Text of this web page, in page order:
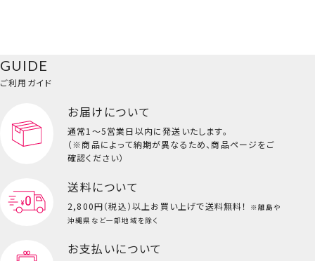
GUIDE
ご利用ガイド
お届けについて
通常1～5営業日以内に発送いたします。
（※商品によって納期が異なるため、商品ページをご
確認ください）
送料について
2,800円（税込）以上お買い上げで送料無料！
※離島や
沖縄県など一部地域を除く
お支払いについて